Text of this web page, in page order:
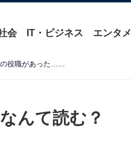
会 IT・ビジネス エンタメ
の役職があった……
んて読む？